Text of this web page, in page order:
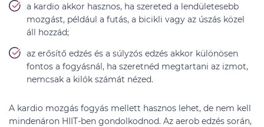
a kardio akkor hasznos, ha szereted a lendületesebb
mozgást, például a futás, a bicikli vagy az úszás közel
áll hozzád;
az erősítő edzés és a súlyzós edzés akkor különösen
fontos a fogyásnál, ha szeretnéd megtartani az izmot,
nemcsak a kilók számát nézed.
A kardio mozgás fogyás mellett hasznos lehet, de nem kell
mindenáron HIIT-ben gondolkodnod. Az aerob edzés során,